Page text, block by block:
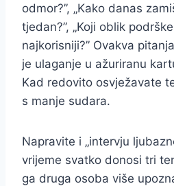
odmor?”, „Kako danas
tjedan?”, „Koji oblik
najkorisniji?” Ovakva
je ulaganje u ažuriranu
Kad redovito osvježavate
s manje sudara.
Napravite i „intervju
vrijeme svatko donosi tri
ga druga osoba više